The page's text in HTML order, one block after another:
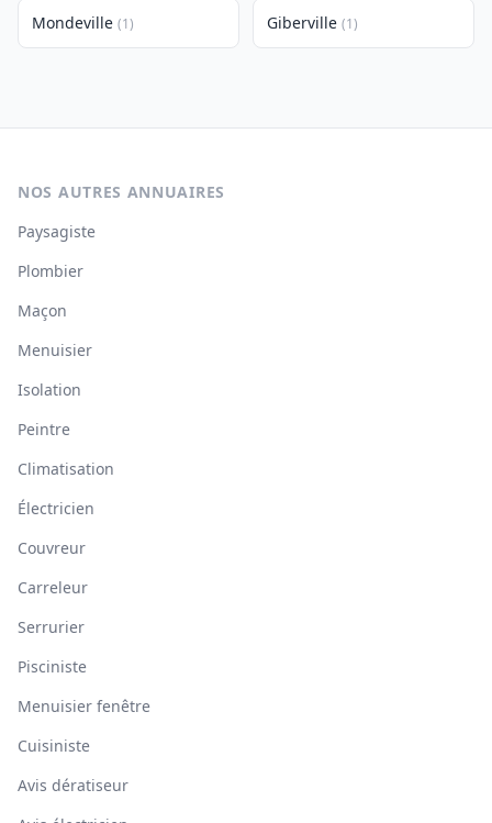
Mondeville (1) Giberville (1)
NOS AUTRES ANNUAIRES
Paysagiste
Plombier
Maçon
Menuisier
Isolation
Peintre
Climatisation
Électricien
Couvreur
Carreleur
Serrurier
Pisciniste
Menuisier fenêtre
Cuisiniste
Avis dératiseur